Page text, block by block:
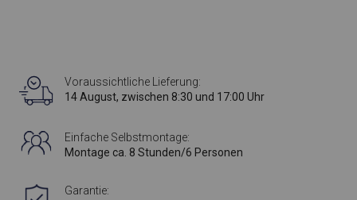
Voraussichtliche Lieferung:
14 August, zwischen 8:30 und 17:00 Uhr
Einfache Selbstmontage:
Montage ca. 8 Stunden/6 Personen
Garantie: